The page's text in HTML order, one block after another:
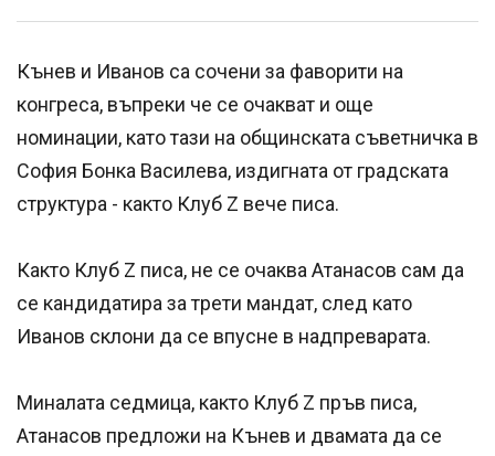
Кънев и Иванов са сочени за фаворити на
конгреса, въпреки че се очакват и още
номинации, като тази на общинската съветничка в
София Бонка Василева, издигната от градската
структура - както Клуб Z вече писа.
Както Клуб Z писа, не се очаква Атанасов сам да
се кандидатира за трети мандат, след като
Иванов склони да се впусне в надпреварата.
Миналата седмица, както Клуб Z пръв писа,
Атанасов предложи на Кънев и двамата да се